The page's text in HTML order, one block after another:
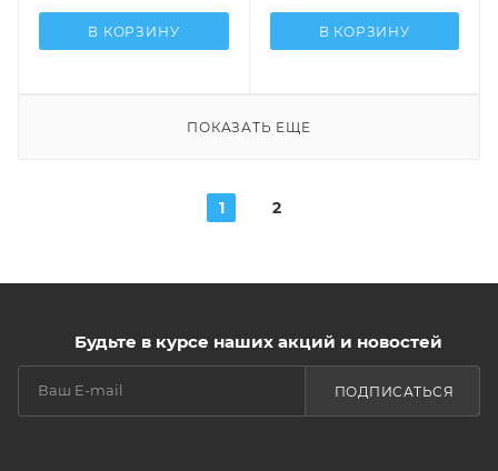
В КОРЗИНУ В КОРЗИНУ
ПОКАЗАТЬ ЕЩЕ
1 2
Будьте в курсе наших акций и новостей
ПОДПИСАТЬСЯ